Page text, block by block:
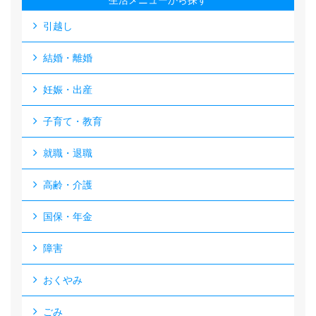
引越し
結婚・離婚
妊娠・出産
子育て・教育
就職・退職
高齢・介護
国保・年金
障害
おくやみ
ごみ